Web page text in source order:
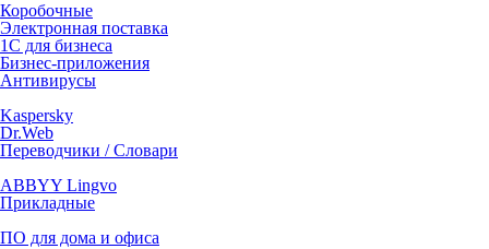
Коробочные
Электронная поставка
1С для бизнеса
Бизнес-приложения
Антивирусы
Kaspersky
Dr.Web
Переводчики / Словари
ABBYY Lingvo
Прикладные
ПО для дома и офиса